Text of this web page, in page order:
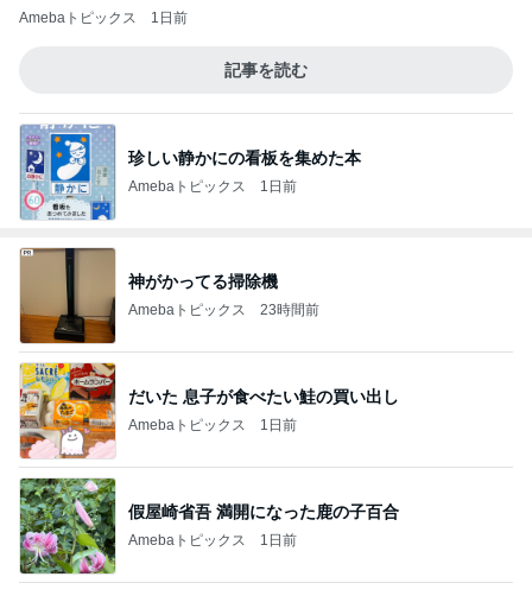
Amebaトピックス 1日前
記事を読む
珍しい静かにの看板を集めた本
Amebaトピックス 1日前
神がかってる掃除機
Amebaトピックス 23時間前
だいた 息子が食べたい鮭の買い出し
Amebaトピックス 1日前
假屋崎省吾 満開になった鹿の子百合
Amebaトピックス 1日前